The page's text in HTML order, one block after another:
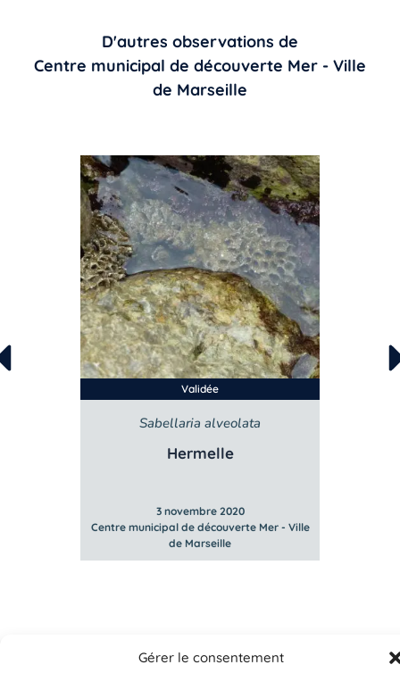
Gérer le consentement
D'autres observations de
Centre municipal de découverte Mer - Ville
de Marseille
Validée
Sabellaria alveolata
Hermelle
3 novembre 2020
Centre municipal de découverte Mer - Ville
de Marseille